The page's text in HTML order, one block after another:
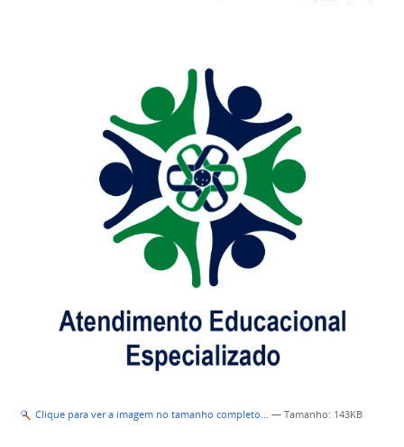
Clique para ver a imagem no tamanho completo… — Tamanho: 143KB